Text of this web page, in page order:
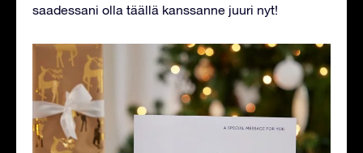
saadessani olla täällä kanssanne juuri nyt!